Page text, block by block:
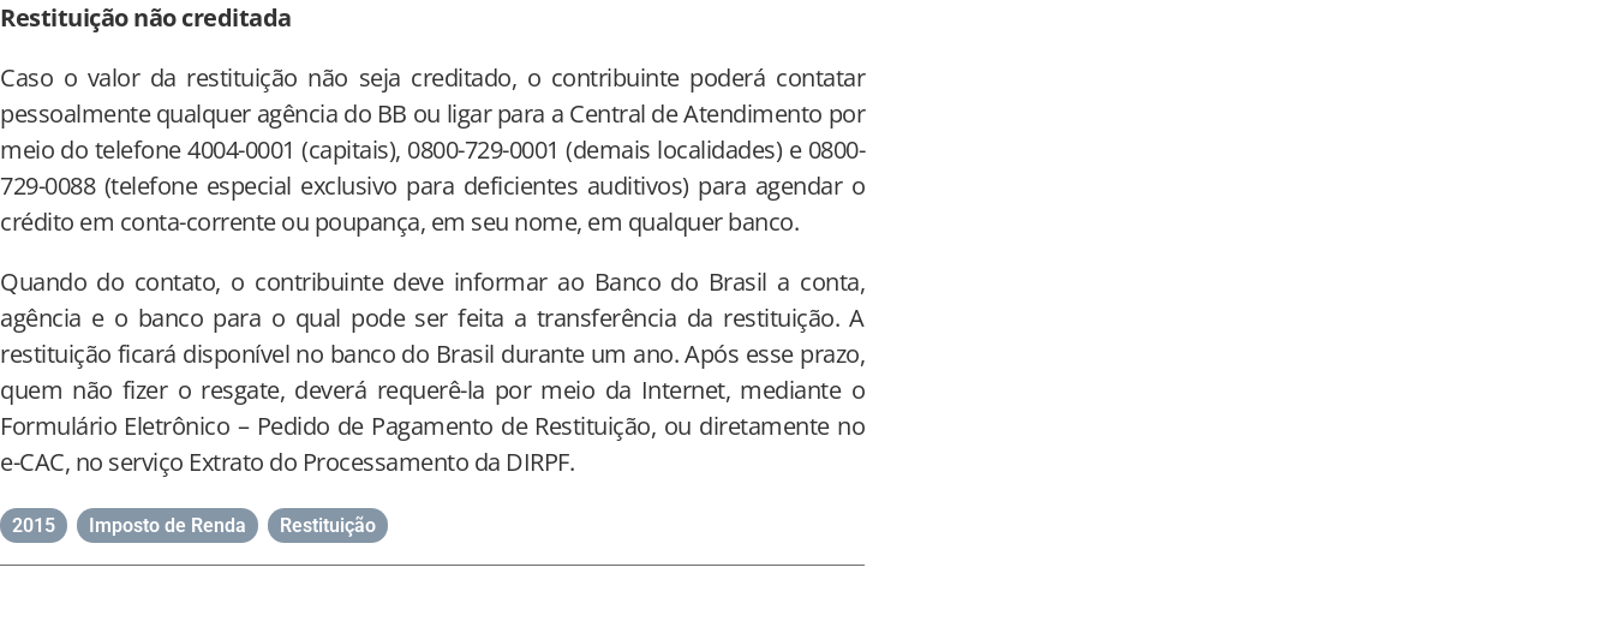
Restituição não creditada
Caso o valor da restituição não seja creditado, o contribuinte poderá contatar
pessoalmente qualquer agência do BB ou ligar para a Central de Atendimento por
meio do telefone 4004-0001 (capitais), 0800-729-0001 (demais localidades) e 0800-
729-0088 (telefone especial exclusivo para deficientes auditivos) para agendar o
crédito em conta-corrente ou poupança, em seu nome, em qualquer banco.
Quando do contato, o contribuinte deve informar ao Banco do Brasil a conta,
agência e o banco para o qual pode ser feita a transferência da restituição. A
restituição ficará disponível no banco do Brasil durante um ano. Após esse prazo,
quem não fizer o resgate, deverá requerê-la por meio da Internet, mediante o
Formulário Eletrônico – Pedido de Pagamento de Restituição, ou diretamente no
e-CAC, no serviço Extrato do Processamento da DIRPF.
2015 Imposto de Renda Restituição